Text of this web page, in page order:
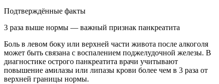
Подтверждённые факты
3 раза выше нормы — важный признак панкреатита
Боль в левом боку или верхней части живота после алкоголя
может быть связана с воспалением поджелудочной железы. В
диагностике острого панкреатита врачи учитывают
повышение амилазы или липазы крови более чем в 3 раза от
верхней границы нормы.